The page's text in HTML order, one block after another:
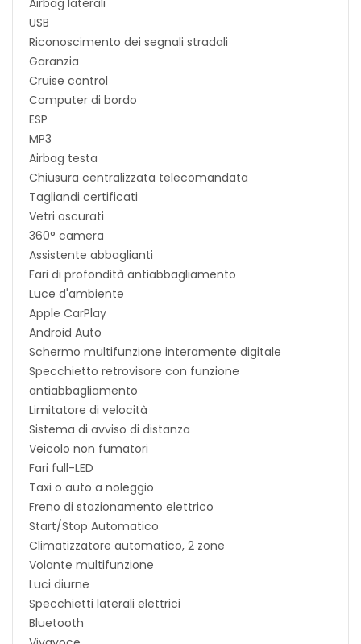
Airbag laterali
USB
Riconoscimento dei segnali stradali
Garanzia
Cruise control
Computer di bordo
ESP
MP3
Airbag testa
Chiusura centralizzata telecomandata
Tagliandi certificati
Vetri oscurati
360° camera
Assistente abbaglianti
Fari di profondità antiabbagliamento
Luce d'ambiente
Apple CarPlay
Android Auto
Schermo multifunzione interamente digitale
Specchietto retrovisore con funzione
antiabbagliamento
Limitatore di velocità
Sistema di avviso di distanza
Veicolo non fumatori
Fari full-LED
Taxi o auto a noleggio
Freno di stazionamento elettrico
Start/Stop Automatico
Climatizzatore automatico, 2 zone
Volante multifunzione
Luci diurne
Specchietti laterali elettrici
Bluetooth